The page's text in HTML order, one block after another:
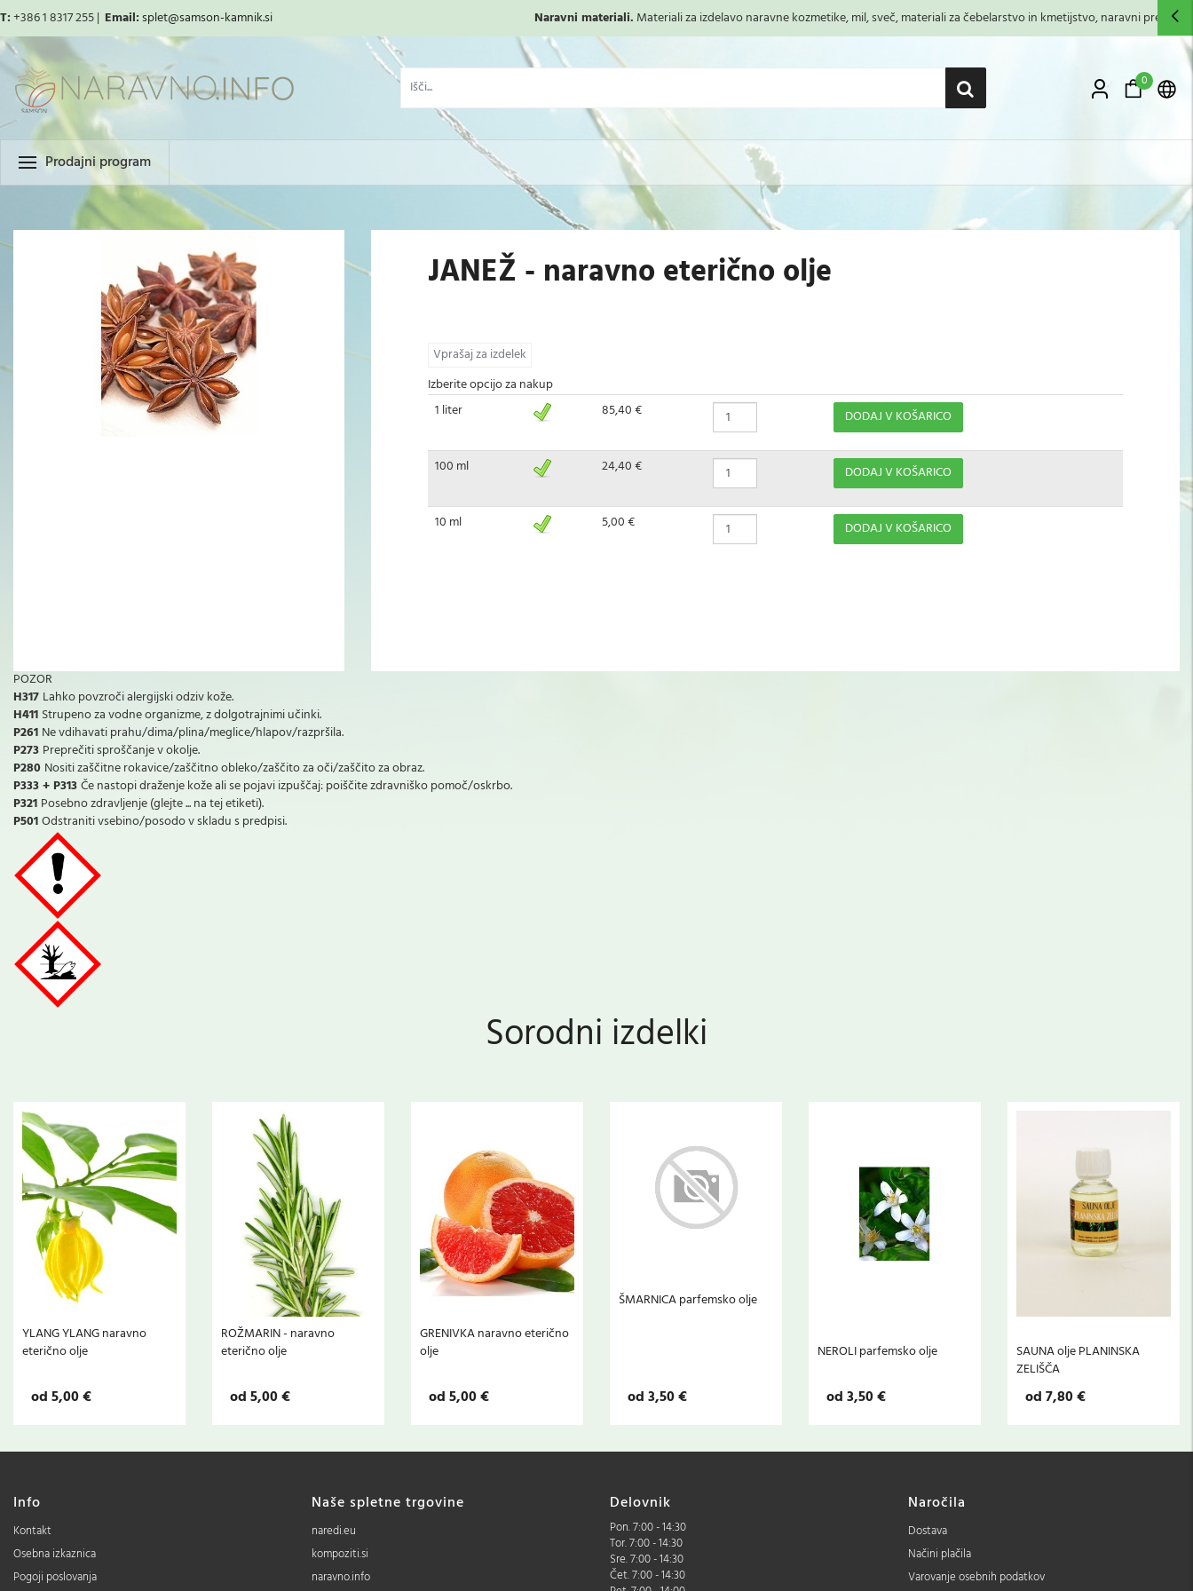
T:+386 1 8317 255 | Email:splet@samson-kamnik.si Naravni materiali. Materiali za izdelavo naravne kozmetike, mil, sveč, materiali za čebelarstvo in kmetijstvo, naravni premazi,...
0
Prodajni program
JANEŽ - naravno eterično olje
Vprašaj za izdelek
Izberite opcijo za nakup
1 liter
85,40 € DODAJ V KOŠARICO
100 ml 24,40 € DODAJ V KOŠARICO
10 ml 5,00 € DODAJ V KOŠARICO
POZOR
H317 Lahko povzroči alergijski odziv kože.
H411 Strupeno za vodne organizme, z dolgotrajnimi učinki.
P261 Ne vdihavati prahu/dima/plina/meglice/hlapov/razpršila.
P273 Preprečiti sproščanje v okolje.
P280 Nositi zaščitne rokavice/zaščitno obleko/zaščito za oči/zaščito za obraz.
P333 + P313Če nastopi draženje kože ali se pojavi izpuščaj: poiščite zdravniško pomoč/oskrbo.
P321 Posebno zdravljenje (glejte ... na tej etiketi).
P501Odstraniti vsebino/posodo v skladu s predpisi.
Sorodni izdelki
YLANG YLANG naravno
eterično olje
od 5,00 €
ROŽMARIN - naravno
eterično olje
od 5,00 €
GRENIVKA naravno eterično
olje
od 5,00 €
ŠMARNICA parfemsko olje
od 3,50 €
NEROLI parfemsko olje
od 3,50 €
SAUNA olje PLANINSKA
ZELIŠČA
od 7,80 €
Info
Kontakt
Osebna izkaznica
Pogoji poslovanja
Naše spletne trgovine
naredi.eu
kompoziti.si
naravno.info
Delovnik
Pon. 7:00 - 14:30
Tor. 7:00 - 14:30
Sre. 7:00 - 14:30
Čet. 7:00 - 14:30
Naročila
Dostava
Načini plačila
Varovanje osebnih podatkov